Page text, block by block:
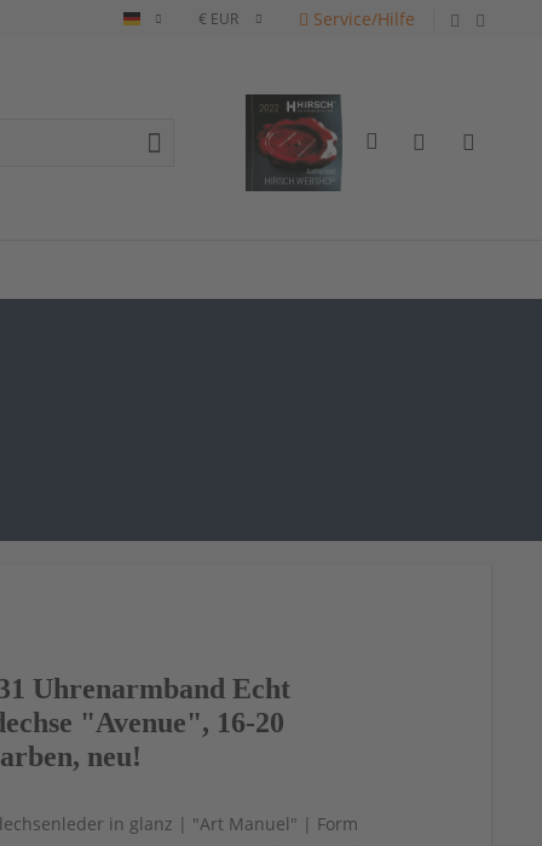
Deutsch Service/Hilfe
Uhrenarmband Echt
"Avenue", 16-20
neu!
in glanz | "Art Manuel" | Form